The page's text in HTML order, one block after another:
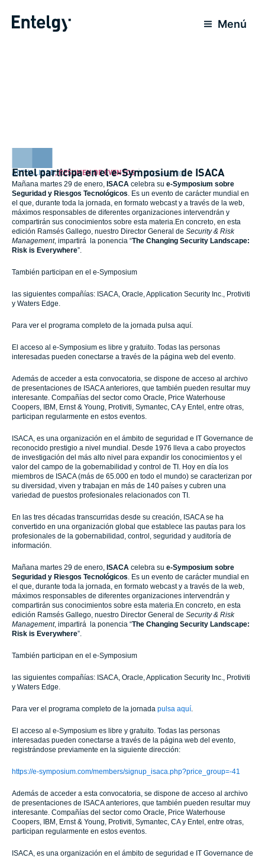
Menú
ACTUALIDAD,RESUMEN DE EVENTOS 27 Enero 2008
Entel participa en el e-Symposium de ISACA
Mañana martes 29 de enero, ISACA celebra su e-Symposium sobre
Seguridad y Riesgos Tecnológicos. Es un evento de carácter mundial en
el que, durante toda la jornada, en formato webcast y a través de la web,
máximos responsables de diferentes organizaciones intervendrán y
compartirán sus conocimientos sobre esta materia.En concreto, en esta
edición Ramsés Gallego, nuestro Director General de Security & Risk
Management, impartirá la ponencia “The Changing Security Landscape:
Risk is Everywhere”.
También participan en el e-Symposium
las siguientes compañías: ISACA, Oracle, Application Security Inc., Protiviti
y Waters Edge.
Para ver el programa completo de la jornada pulsa aquí.
El acceso al e-Symposium es libre y gratuito. Todas las personas
interesadas pueden conectarse a través de la página web del evento.
Además de acceder a esta convocatoria, se dispone de acceso al archivo
de presentaciones de ISACA anteriores, que también pueden resultar muy
interesante. Compañías del sector como Oracle, Price Waterhouse
Coopers, IBM, Ernst & Young, Protiviti, Symantec, CA y Entel, entre otras,
participan regularmente en estos eventos.
ISACA, es una organización en el ámbito de seguridad e IT Governance de
reconocido prestigio a nivel mundial. Desde 1976 lleva a cabo proyectos
de investigación del más alto nivel para expandir los conocimientos y el
valor del campo de la gobernabilidad y control de TI. Hoy en día los
miembros de ISACA (más de 65.000 en todo el mundo) se caracterizan por
su diversidad, viven y trabajan en más de 140 países y cubren una
variedad de puestos profesionales relacionados con TI.
En las tres décadas transcurridas desde su creación, ISACA se ha
convertido en una organización global que establece las pautas para los
profesionales de la gobernabilidad, control, seguridad y auditoría de
información.
Mañana martes 29 de enero, ISACA celebra su e-Symposium sobre
Seguridad y Riesgos Tecnológicos. Es un evento de carácter mundial en
el que, durante toda la jornada, en formato webcast y a través de la web,
máximos responsables de diferentes organizaciones intervendrán y
compartirán sus conocimientos sobre esta materia.En concreto, en esta
edición Ramsés Gallego, nuestro Director General de Security & Risk
Management, impartirá la ponencia “The Changing Security Landscape:
Risk is Everywhere”.
También participan en el e-Symposium
las siguientes compañías: ISACA, Oracle, Application Security Inc., Protiviti
y Waters Edge.
Para ver el programa completo de la jornada pulsa aquí.
El acceso al e-Symposium es libre y gratuito. Todas las personas
interesadas pueden conectarse a través de la página web del evento,
registrándose previamente en la siguiente dirección:
https://e-symposium.com/members/signup_isaca.php?price_group=-41
Además de acceder a esta convocatoria, se dispone de acceso al archivo
de presentaciones de ISACA anteriores, que también pueden resultar muy
interesante. Compañías del sector como Oracle, Price Waterhouse
Coopers, IBM, Ernst & Young, Protiviti, Symantec, CA y Entel, entre otras,
participan regularmente en estos eventos.
ISACA, es una organización en el ámbito de seguridad e IT Governance de